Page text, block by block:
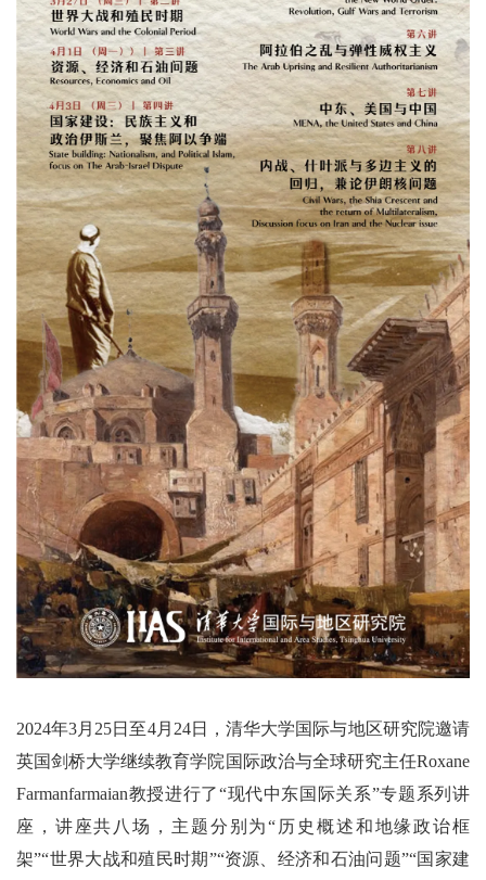
2024年3月25日至4月24日，清华大学国际与地区研究院邀请
英国剑桥大学继续教育学院国际政治与全球研究主任Roxane
Farmanfarmaian教授进行了“现代中东国际关系”专题系列讲
座，讲座共八场，主题分别为“历史概述和地缘政诒框
架”“世界大战和殖民时期”“资源、经济和石油问题”“国家建